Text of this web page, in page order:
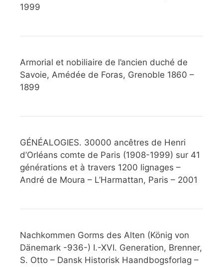
1999
Armorial et nobiliaire de l’ancien duché de
Savoie, Amédée de Foras, Grenoble 1860 –
1899
GÉNÉALOGIES. 30000 ancêtres de Henri
d’Orléans comte de Paris (1908-1999) sur 41
générations et à travers 1200 lignages –
André de Moura – L’Harmattan, Paris – 2001
Nachkommen Gorms des Alten (König von
Dänemark -936-) I.-XVI. Generation, Brenner,
S. Otto – Dansk Historisk Haandbogsforlag –